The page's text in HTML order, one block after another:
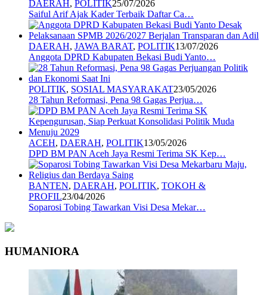
DAERAH, POLITIK25/07/2026
Saiful Arif Ajak Kader Terbaik Daftar Ca…
DAERAH, JAWA BARAT, POLITIK13/07/2026
Anggota DPRD Kabupaten Bekasi Budi Yanto…
POLITIK, SOSIAL MASYARAKAT23/05/2026
28 Tahun Reformasi, Pena 98 Gagas Perjua…
ACEH, DAERAH, POLITIK13/05/2026
DPD BM PAN Aceh Jaya Resmi Terima SK Kep…
BANTEN, DAERAH, POLITIK, TOKOH &
PROFIL23/04/2026
Soparosi Tobing Tawarkan Visi Desa Mekar…
HUMANIORA